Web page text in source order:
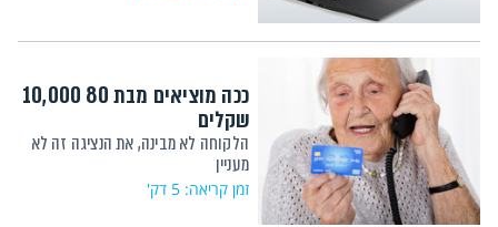
ככה מוציאים מבת 80 10,000
שקלים
הלקוחה לא מבינה, את הנציגה זה לא
מעניין
זמן קריאה: 5 דק'